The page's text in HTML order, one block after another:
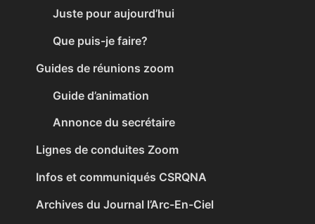
Juste pour aujourd’hui
Que puis-je faire?
Guides de réunions zoom
Guide d’animation
Annonce du secrétaire
Lignes de conduites Zoom
Infos et communiqués CSRQNA
Archives du Journal l’Arc-En-Ciel